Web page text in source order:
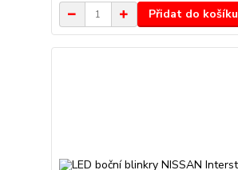
Přidat do košíku